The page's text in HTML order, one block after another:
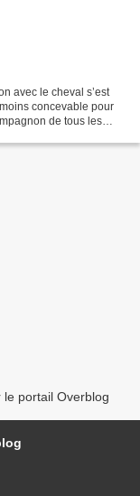
avec le cheval s’est
concevable pour
de tous les
le portail Overblog